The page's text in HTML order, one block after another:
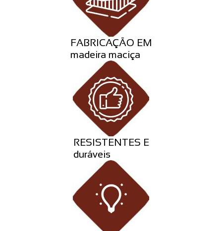
FABRICAÇÃO EM
madeira maciça
RESISTENTES E
duráveis